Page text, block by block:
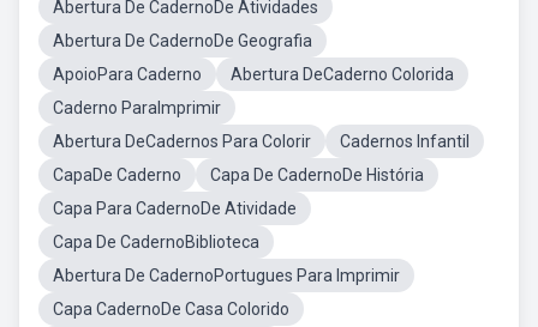
Abertura De CadernoDe Atividades
Abertura De CadernoDe Geografia
ApoioPara Caderno
Abertura DeCaderno Colorida
Caderno ParaImprimir
Abertura DeCadernos Para Colorir
Cadernos Infantil
CapaDe Caderno
Capa De CadernoDe História
Capa Para CadernoDe Atividade
Capa De CadernoBiblioteca
Abertura De CadernoPortugues Para Imprimir
Capa CadernoDe Casa Colorido